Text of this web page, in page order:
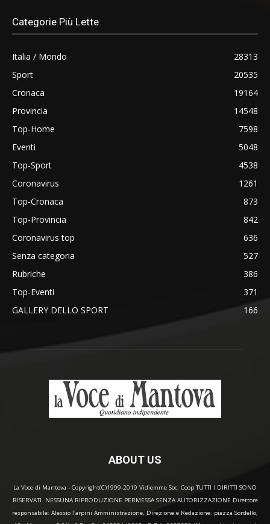
Categorie Più Lette
Italia / Mondo
28313
Sport
20535
Cronaca
19164
Provincia
14548
Top-Home
7598
Eventi
5048
Top-Sport
4538
Coronavirus
1261
Top-Cronaca
873
Top-Provincia
842
Coronavirus top
636
Senza categoria
527
Rubriche
386
Top-Eventi
371
GALLERY DELLO SPORT
166
ABOUT US
La Voce di Mantova - Copyright(C)1999-2019 Vidiemme Soc. Coop TUTTI I DIRITTI SONO
RISERVATI. NESSUNA RIPRODUZIONE PERMESSA SENZA AUTORIZZAZIONE Direttore
responsabile: Alessio Tarpini Amministrazione, Direzione e Redazione: piazza Sordello,